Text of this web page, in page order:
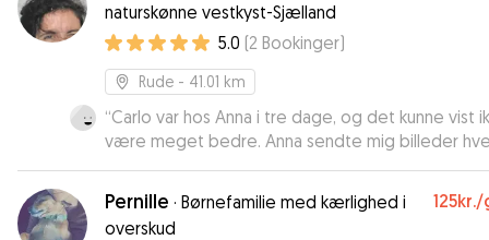
naturskønne vestkyst-Sjælland
5.0 (2 Bookinger)
Rude - 41.01 km
“Carlo var hos Anna i tre dage, og det kunne vist
være meget bedre. Anna sendte mig billeder
dag af hvad de havde lavet, og hvordan han
det. Jeg kunne ikke være mere tryg, og næste
jeg skal noget, bliver det også Anna som passer
Pernille · Børnefamilie med kærlighed i
overskud
125kr./